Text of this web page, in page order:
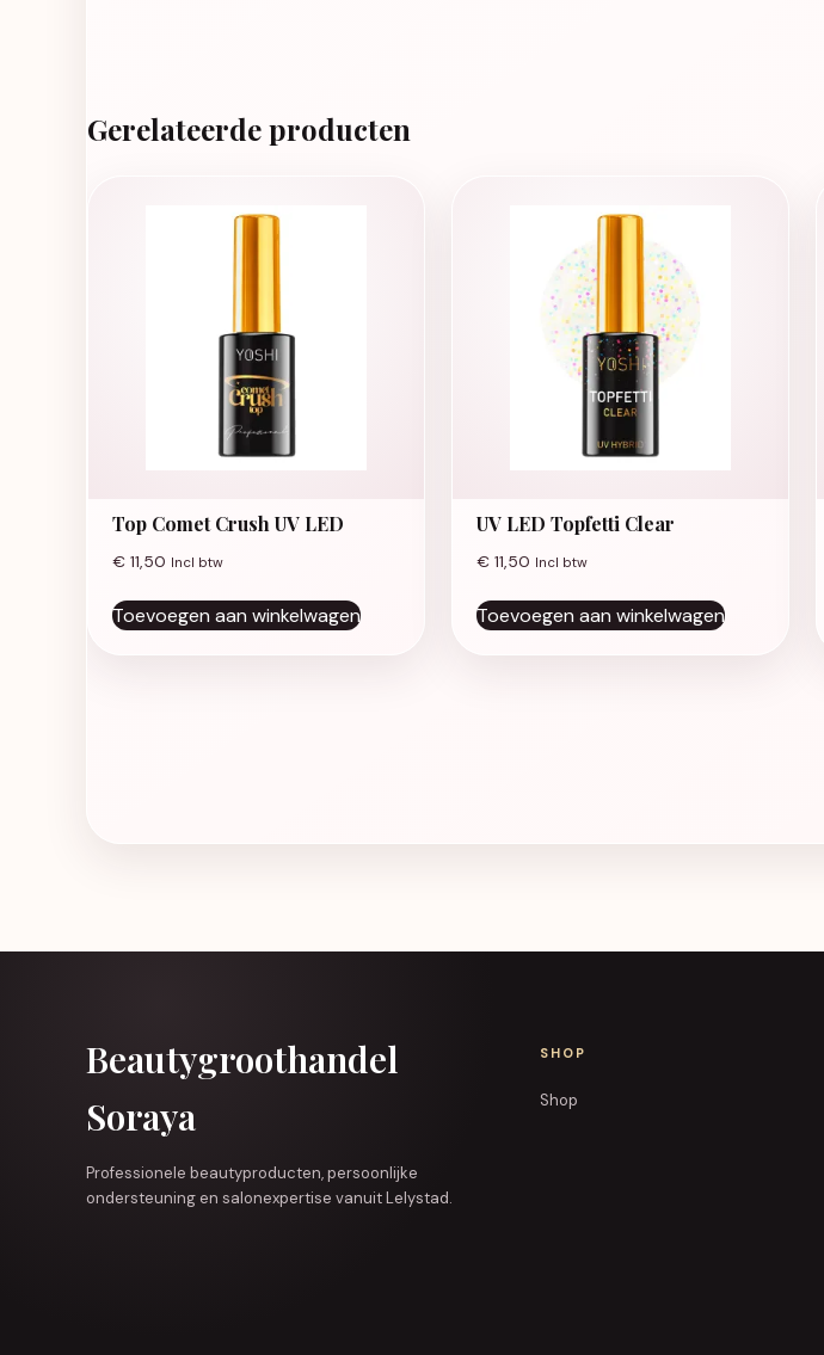
Gerelateerde producten
Top Comet Crush UV LED
€ 11,50 Incl btw
Toevoegen aan winkelwagen
UV LED Topfetti Clear
€ 11,50 Incl btw
Toevoegen aan winkelwagen
Beautygroothandel
Soraya
Professionele beautyproducten, persoonlijke
ondersteuning en salonexpertise vanuit Lelystad.
SHOP
Shop